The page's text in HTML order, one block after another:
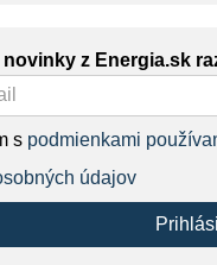
novinky z Energia.sk
s podmienkami
údajov